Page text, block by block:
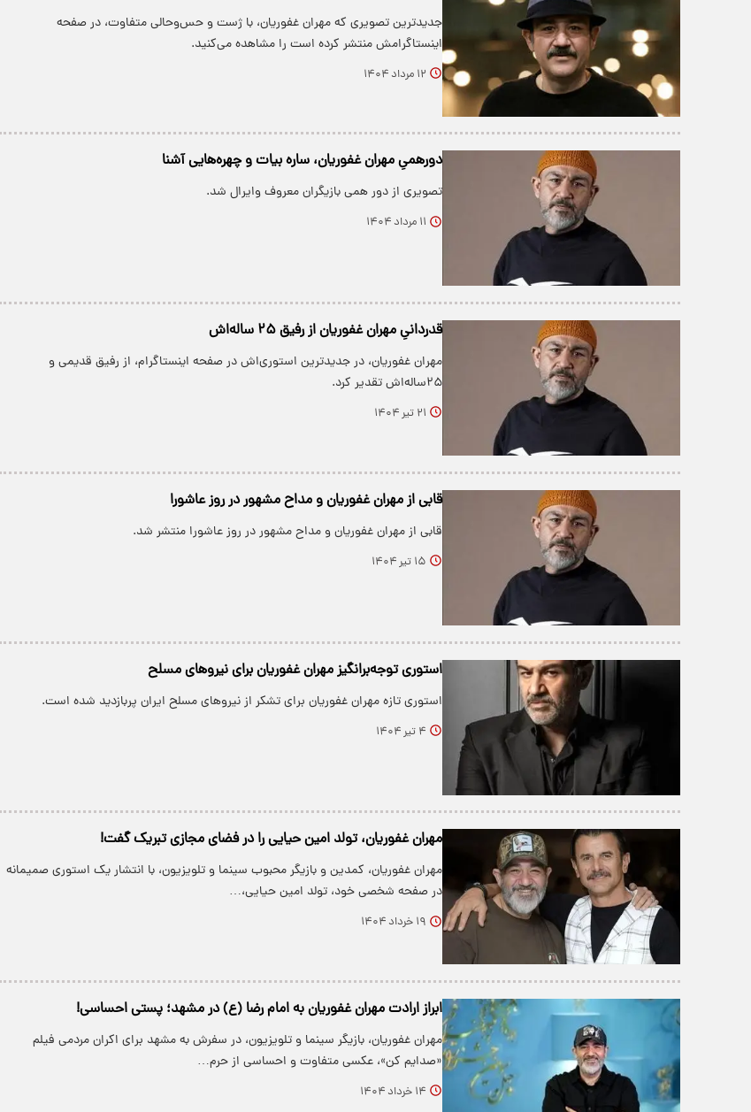
جدیدترین تصویری که مهران غفوریان، با ژست و حس‌وحالی متفاوت، در صفحه
اینستاگرامش منتشر کرده است را مشاهده می‌کنید.
۱۲ مرداد ۱۴۰۴
دورهمیِ مهران غفوریان، ساره بیات و چهره‌هایی آشنا
تصویری از دور همی بازیگران معروف وایرال شد.
۱۱ مرداد ۱۴۰۴
قدردانیِ مهران غفوریان از رفیق ۲۵ ساله‌اش
مهران غفوریان، در جدیدترین استوری‌اش در صفحه اینستاگرام، از رفیق قدیمی و
۲۵ساله‌اش تقدیر کرد.
۲۱ تیر ۱۴۰۴
قابی از مهران غفوریان و مداح مشهور در روز عاشورا
قابی از مهران غفوریان و مداح مشهور در روز عاشورا منتشر شد.
۱۵ تیر ۱۴۰۴
استوری توجه‌برانگیز مهران غفوریان برای نیروهای مسلح
استوری تازه مهران غفوریان برای تشکر از نیروهای مسلح ایران پربازدید شده است.
۴ تیر ۱۴۰۴
مهران غفوریان، تولد امین حیایی را در فضای مجازی تبریک گفت!
مهران غفوریان، کمدین و بازیگر محبوب سینما و تلویزیون، با انتشار یک استوری صمیمانه
در صفحه شخصی خود، تولد امین حیایی،…
۱۹ خرداد ۱۴۰۴
ابراز ارادت مهران غفوریان به امام رضا (ع) در مشهد؛ پستی احساسی!
مهران غفوریان، بازیگر سینما و تلویزیون، در سفرش به مشهد برای اکران مردمی فیلم
«صدایم کن»، عکسی متفاوت و احساسی از حرم…
۱۴ خرداد ۱۴۰۴